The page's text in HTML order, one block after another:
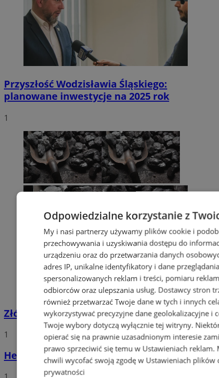
Przyszłość Wodzisławia Śląskiego:
planowane inwestycje na 2025 rok
1
Złóż wniosek o dodatek węglowy
1
Hello world!
Odpowiedzialne korzystanie z
My i nasi partnerzy używamy plików cookie i
przechowywania i uzyskiwania dostępu do
urządzeniu oraz do przetwarzania danych
adres IP, unikalne identyfikatory i dane
spersonalizowanych reklam i treści, pomiaru
odbiorców oraz ulepszania usług. Dostawcy stron
również przetwarzać Twoje dane w tych i innych
wykorzystywać precyzyjne dane geolokalizacyjne i
Twoje wybory dotyczą wyłącznie tej witryny.
opierać się na prawnie uzasadnionym interesie
prawo sprzeciwić się temu w Ustawieniach reklam.
chwili wycofać swoją zgodę w Ustawieniach plików
prywatności